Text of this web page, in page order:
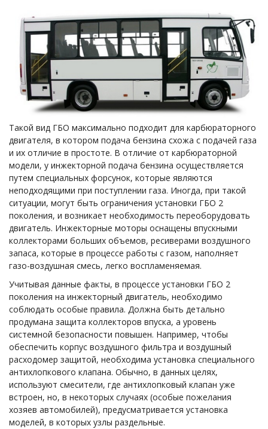
Такой вид ГБО максимально подходит для карбюраторного
двигателя, в котором подача бензина схожа с подачей газа
и их отличие в простоте. В отличие от карбюраторной
модели, у инжекторной подача бензина осуществляется
путем специальных форсунок, которые являются
неподходящими при поступлении газа. Иногда, при такой
ситуации, могут быть ограничения установки ГБО 2
поколения, и возникает необходимость переоборудовать
двигатель. Инжекторные моторы оснащены впускными
коллекторами больших объемов, ресиверами воздушного
запаса, которые в процессе работы с газом, наполняет
газо-воздушная смесь, легко воспламеняемая.
Учитывая данные факты, в процессе установки ГБО 2
поколения на инжекторный двигатель, необходимо
соблюдать особые правила. Должна быть детально
продумана защита коллекторов впуска, а уровень
системной безопасности повышен. Например, чтобы
обеспечить корпус воздушного фильтра и воздушный
расходомер защитой, необходима установка специального
антихлопкового клапана. Обычно, в данных целях,
используют смесители, где антихлопковый клапан уже
встроен, но, в некоторых случаях (особые пожелания
хозяев автомобилей), предусматривается установка
моделей, в которых узлы раздельные.